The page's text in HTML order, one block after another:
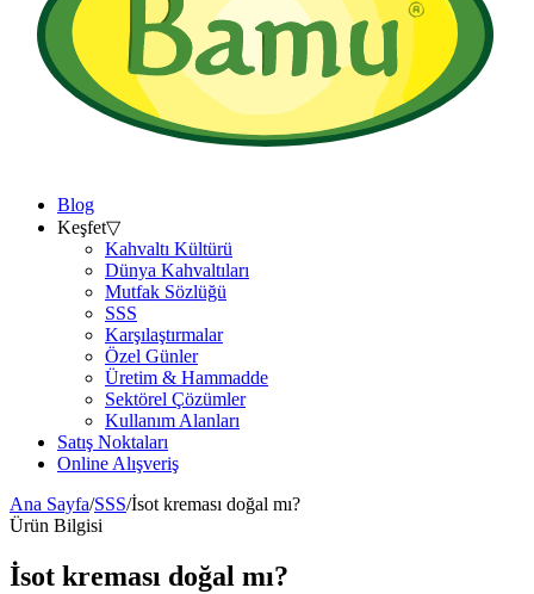
Blog
Keşfet▽
Kahvaltı Kültürü
Dünya Kahvaltıları
Mutfak Sözlüğü
SSS
Karşılaştırmalar
Özel Günler
Üretim & Hammadde
Sektörel Çözümler
Kullanım Alanları
Satış Noktaları
Online Alışveriş
Ana Sayfa/SSS/İsot kreması doğal mı?
Ürün Bilgisi
İsot kreması doğal mı?